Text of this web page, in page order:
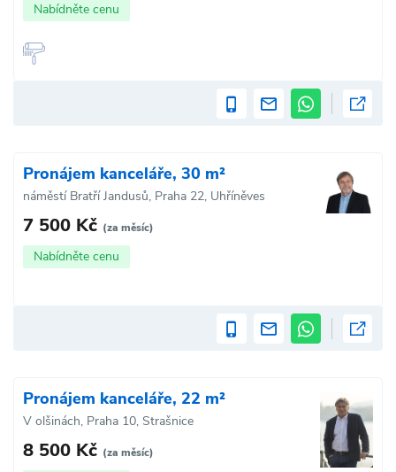
Nabídněte cenu
Pronájem kanceláře, 30 m²
náměstí Bratří Jandusů, Praha 22, Uhříněves
7 500 Kč (za měsíc)
Nabídněte cenu
Pronájem kanceláře, 22 m²
V olšinách, Praha 10, Strašnice
8 500 Kč (za měsíc)